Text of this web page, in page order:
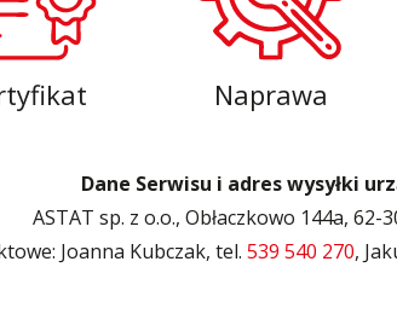
częstotliwości
protokołów przemysłowych
Silniki
Styczniki
Zadajniki
Naprawa
Dane Serwisu i adres wysyłki
ASTAT sp. z o.o., Obłaczkowo 144a, 62-
Joanna Kubczak, tel. 539 540 270,